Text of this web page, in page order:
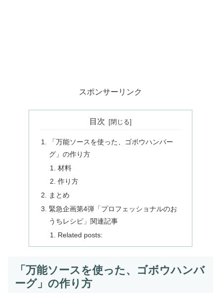
スポンサーリンク
目次
「万能ソースを使った、ゴボウハンバー
グ」の作り方
材料
作り方
まとめ
緊急企画第4弾「プロフェッショナルのお
うちレシピ」関連記事
Related posts:
「万能ソースを使った、ゴボウハンバ
ーグ」の作り方